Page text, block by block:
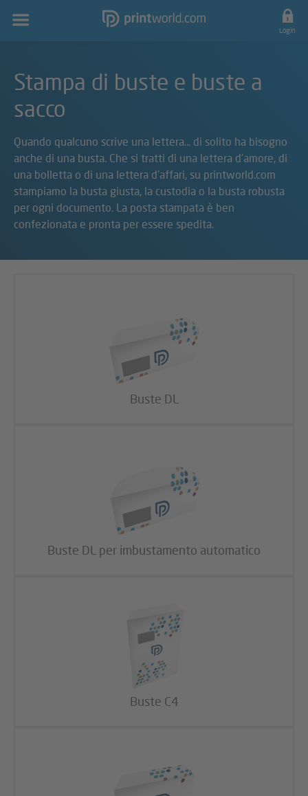
Navigazione
principale Login
Stampa di buste e buste a
sacco
Quando qualcuno scrive una lettera... di solito ha bisogno
anche di una busta. Che si tratti di una lettera d'amore, di
una bolletta o di una lettera d'affari, su printworld.com
stampiamo la busta giusta, la custodia o la busta robusta
per ogni documento. La posta stampata è ben
confezionata e pronta per essere spedita.
Buste DL
Buste DL per imbustamento automatico
Buste C4